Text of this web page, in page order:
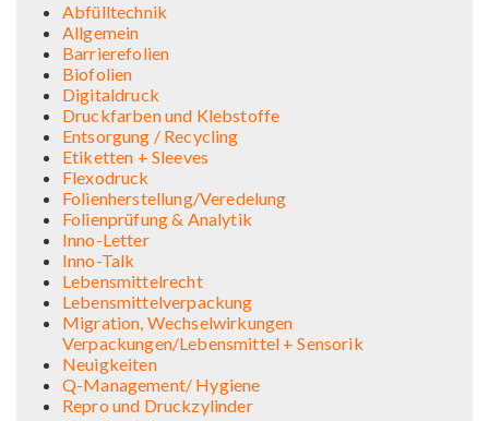
Abfülltechnik
Allgemein
Barrierefolien
Biofolien
Digitaldruck
Druckfarben und Klebstoffe
Entsorgung / Recycling
Etiketten + Sleeves
Flexodruck
Folienherstellung/Veredelung
Folienprüfung & Analytik
Inno-Letter
Inno-Talk
Lebensmittelrecht
Lebensmittelverpackung
Migration, Wechselwirkungen
Verpackungen/Lebensmittel + Sensorik
Neuigkeiten
Q-Management/ Hygiene
Repro und Druckzylinder